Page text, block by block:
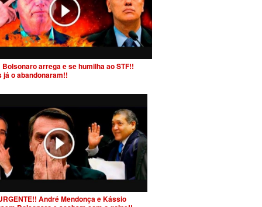
Bolsonaro arrega e se humilha ao STF!!
já o abandonaram!!
André Mendonça e Kássio